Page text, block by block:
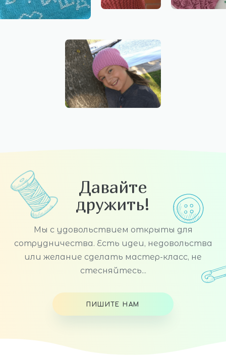
Давайте
дружить!
Мы с удовольствием открыты для
сотрудничества. Есть идеи, недовольства
или желание сделать мастер-класс, не
стесняйтесь...
ПИШИТЕ НАМ